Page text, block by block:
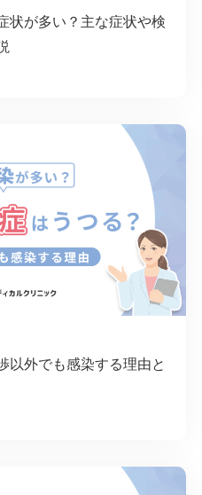
状が多い？主な症状や検
以外でも感染する理由と